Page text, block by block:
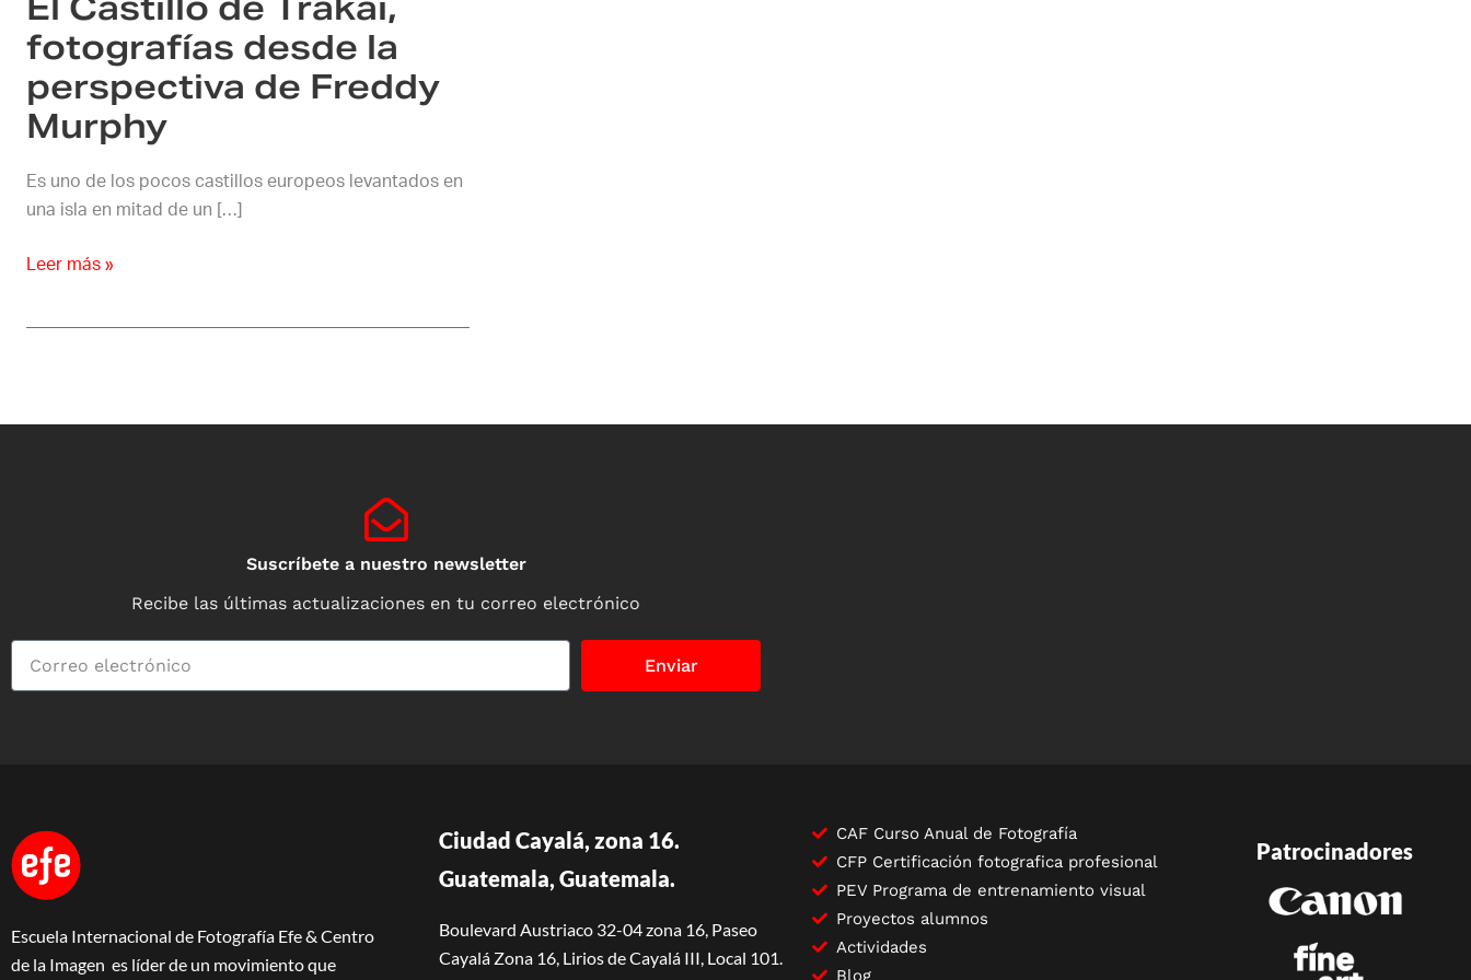
fotografías desde la
perspectiva de Freddy
Murphy
Es uno de los pocos castillos europeos levantados en
una isla en mitad de un […]
Freddy
Murphy
Leer más »
Suscríbete a nuestro newsletter
Recibe las últimas actualizaciones en tu correo electrónico
Enviar
Escuela Internacional de Fotografía Efe & Centro
de la Imagen es líder de un movimiento que
Ciudad Cayalá, zona 16.
Guatemala, Guatemala.
Boulevard Austriaco 32-04 zona 16, Paseo
Cayalá Zona 16, Lirios de Cayalá III, Local 101.
CAF Curso Anual de Fotografía
CFP Certificación fotografica profesional
PEV Programa de entrenamiento visual
Proyectos alumnos
Actividades
Blog
Patrocinadores